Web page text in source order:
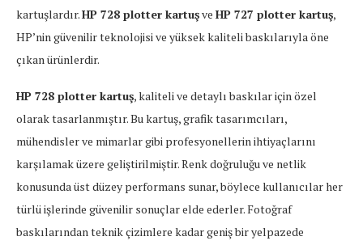
kartuşlardır.HP 728 plotter kartuşve HP 727 plotter kartuş,
HP’nin güvenilir teknolojisi ve yüksek kaliteli baskılarıyla öne
çıkan ürünlerdir.
HP 728 plotter kartuş, kaliteli ve detaylı baskılar için özel
olarak tasarlanmıştır. Bu kartuş, grafik tasarımcıları,
mühendisler ve mimarlar gibi profesyonellerin ihtiyaçlarını
karşılamak üzere geliştirilmiştir. Renk doğruluğu ve netlik
konusunda üst düzey performans sunar, böylece kullanıcılar her
türlü işlerinde güvenilir sonuçlar elde ederler. Fotoğraf
baskılarından teknik çizimlere kadar geniş bir yelpazede